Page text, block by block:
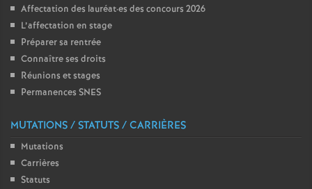
Affectation des lauréat·es des concours 2026
L’affectation en stage
Préparer sa rentrée
Connaître ses droits
Réunions et stages
Permanences SNES
MUTATIONS / STATUTS / CARRIÈRES
Mutations
Carrières
Statuts